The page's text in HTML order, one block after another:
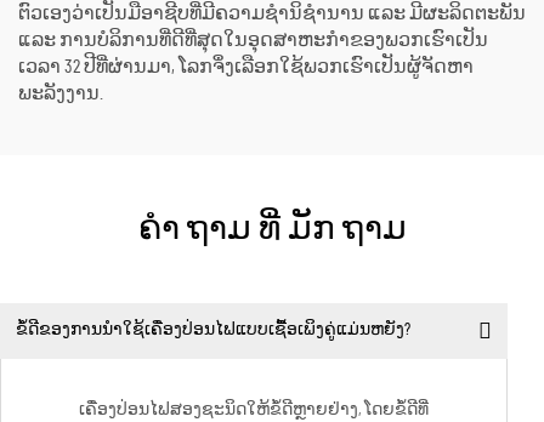
ຕົວເອງວ່າເປັນມືອາຊີບທີ່ມີຄວາມຊຳນິຊຳນານ ແລະ ມີຜະລິດຕະພັນ
ແລະ ການບໍລິການທີ່ດີທີ່ສຸດໃນອຸດສາຫະກຳຂອງພວກເຮົາເປັນ
ເວລາ 32 ປີທີ່ຜ່ານມາ, ໂລກຈຶ່ງເລືອກໃຊ້ພວກເຮົາເປັນຜູ້ຈັດຫາ
ພະລັງງານ.
ຄໍາ ຖາມ ທີ່ ມັກ ຖາມ
ຂໍ້ດີຂອງການນຳໃຊ້ເຄື່ອງປ່ອນໄຟແບບເຊື້ອເພິງຄູ່ແມ່ນຫຍັງ?
ເຄື່ອງປ່ອນໄຟສອງຊະນິດໃຫ້ຂໍ້ດີຫຼາຍຢ່າງ, ໂດຍຂໍ້ດີທີ່